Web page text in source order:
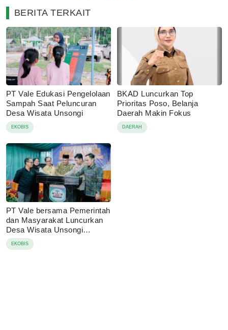
BERITA TERKAIT
PT Vale Edukasi Pengelolaan
Sampah Saat Peluncuran
Desa Wisata Unsongi
EKOBIS
BKAD Luncurkan Top
Prioritas Poso, Belanja
Daerah Makin Fokus
DAERAH
PT Vale bersama Pemerintah
dan Masyarakat Luncurkan
Desa Wisata Unsongi
Berbasis Komunitas
EKOBIS